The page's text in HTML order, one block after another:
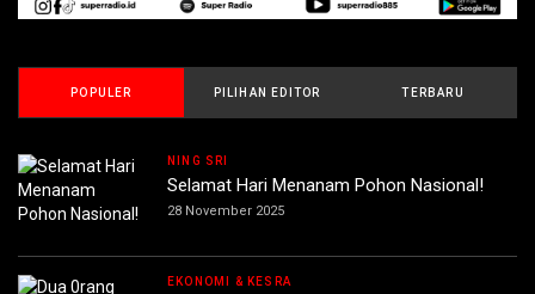
POPULER PILIHAN EDITOR TERBARU
NING SRI
Selamat Hari Menanam Pohon Nasional!
28 November 2025
EKONOMI & KESRA